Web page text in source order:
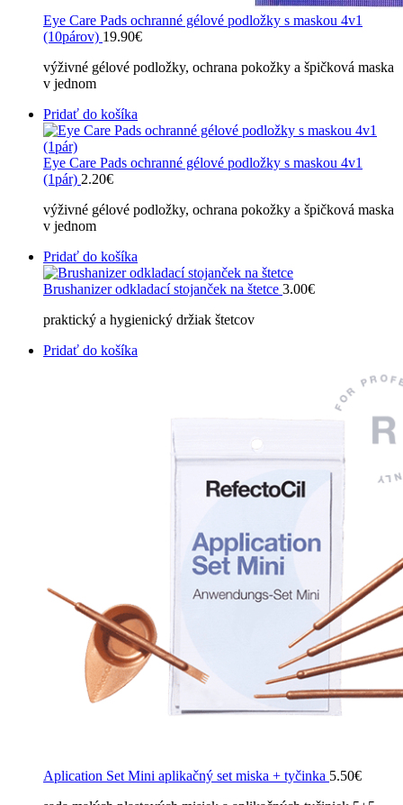
Eye Care Pads ochranné gélové podložky s maskou 4v1
(10párov) 19.90€
výživné gélové podložky, ochrana pokožky a špičková maska
v jednom
Pridať do košíka
Eye Care Pads ochranné gélové podložky s maskou 4v1
(1pár) 2.20€
výživné gélové podložky, ochrana pokožky a špičková maska
v jednom
Pridať do košíka
Brushanizer odkladací stojanček na štetce 3.00€
praktický a hygienický držiak štetcov
Pridať do košíka
Aplication Set Mini aplikačný set miska + tyčinka 5.50€